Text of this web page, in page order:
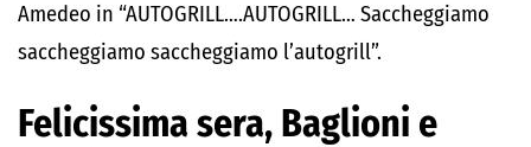
Amedeo in “AUTOGRILL….AUTOGRILL… Saccheggiamo
saccheggiamo saccheggiamo l’autogrill”.
Felicissima sera, Baglioni e